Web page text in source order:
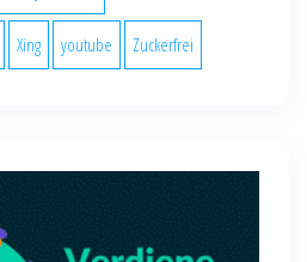
Xing youtube Zuckerfrei